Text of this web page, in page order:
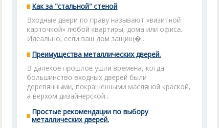
Как за "стальной" стеной
Входные двери по праву называют «визитной
карточкой» любой квартиры, дома или офиса.
Идеально, если ваш дом защищ�...
Преимущества металлических дверей.
В далекое прошлое ушли времена, когда
большинство входных дверей были
деревянными, покрашенными масляной краской,
а верхом дизайнерской...
Простые рекомендации по выбору
металлических дверей.